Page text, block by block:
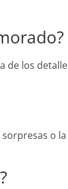
de los
o